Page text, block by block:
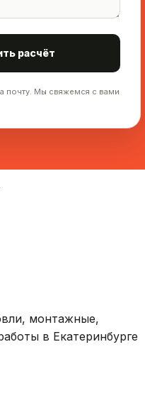
расчёт
почту. Мы свяжемся с вами
монтажные,
в Екатеринбурге